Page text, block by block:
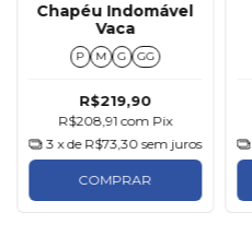
Chapéu Indomável
Vaca
P M G GG
R$219,90
R$208,91com Pix
3 x de R$73,30 sem juros
COMPRAR